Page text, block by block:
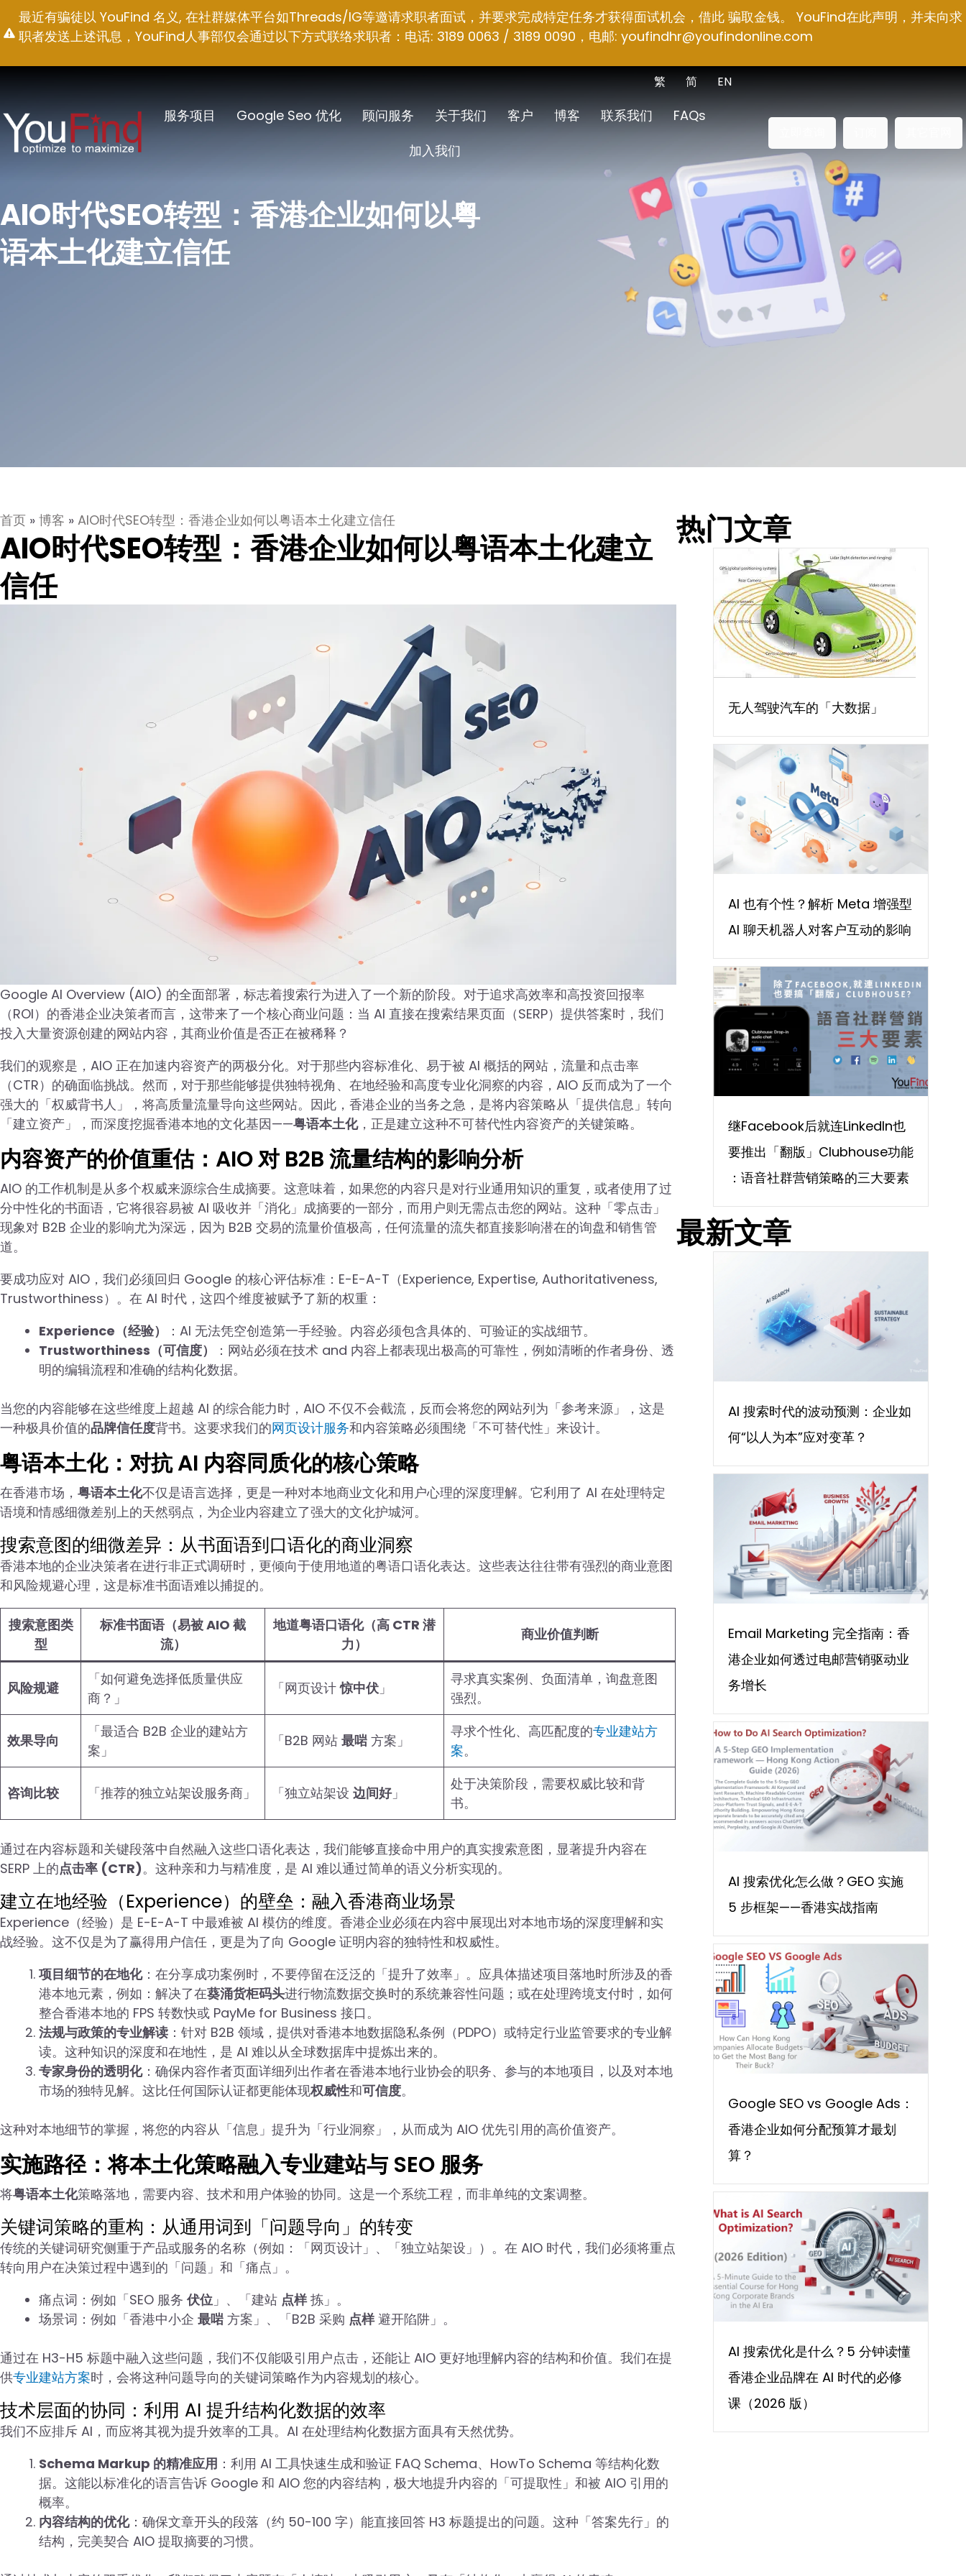
至
容
最近有骗徒以 YouFind 名义, 在社群媒体平台如Threads/IG等邀请求职者面试，并要求完成特定任务才获得面试机会，借此 骗取金钱。 YouFind在此声明，并未向求
职者发送上述讯息，YouFind人事部仅会通过以下方式联络求职者：电话: 3189 0063 / 3189 0090，电邮: youfindhr@youfindonline.com
EN
简
繁
服务项目 Google Seo 优化 顾问服务 关于我们 客户 博客 联系我们
FAQs
加入我们
AIO时代SEO转型：香港企业如何以粤
语本土化建立信任
首页 » 博客 » AIO时代SEO转型：香港企业如何以粤语本土化建立信任
AIO时代SEO转型：香港企业如何以粤语本土化建立
信任
Google AI Overview (AIO) 的全面部署，标志着搜索行为进入了一个新的阶段。对于追求高效率和高投资回报率
（ROI）的香港企业决策者而言，这带来了一个核心商业问题：当 AI 直接在搜索结果页面（SERP）提供答案时，我们
投入大量资源创建的网站内容，其商业价值是否正在被稀释？
我们的观察是，AIO 正在加速内容资产的两极分化。对于那些内容标准化、易于被 AI 概括的网站，流量和点击率
（CTR）的确面临挑战。然而，对于那些能够提供独特视角、在地经验和高度专业化洞察的内容，AIO 反而成为了一个
强大的「权威背书人」，将高质量流量导向这些网站。因此，香港企业的当务之急，是将内容策略从「提供信息」转向
「建立资产」，而深度挖掘香港本地的文化基因——粤语本土化，正是建立这种不可替代性内容资产的关键策略。
内容资产的价值重估：AIO 对 B2B 流量结构的影响分析
AIO 的工作机制是从多个权威来源综合生成摘要。这意味着，如果您的内容只是对行业通用知识的重复，或者使用了过
分中性化的书面语，它将很容易被 AI 吸收并「消化」成摘要的一部分，而用户则无需点击您的网站。这种「零点击」
现象对 B2B 企业的影响尤为深远，因为 B2B 交易的流量价值极高，任何流量的流失都直接影响潜在的询盘和销售管
道。
要成功应对 AIO，我们必须回归 Google 的核心评估标准：E-E-A-T（Experience, Expertise, Authoritativeness,
Trustworthiness）。在 AI 时代，这四个维度被赋予了新的权重：
Experience（经验）
：AI 无法凭空创造第一手经验。内容必须包含具体的、可验证的实战细节。
Trustworthiness（可信度）
：网站必须在技术 and 内容上都表现出极高的可靠性，例如清晰的作者身份、透
明的编辑流程和准确的结构化数据。
当您的内容能够在这些维度上超越 AI 的综合能力时，AIO 不仅不会截流，反而会将您的网站列为「参考来源」，这是
一种极具价值的品牌信任度背书。这要求我们的网页设计服务和内容策略必须围绕「不可替代性」来设计。
粤语本土化：对抗 AI 内容同质化的核心策略
在香港市场， 粤语本土化不仅是语言选择，更是一种对本地商业文化和用户心理的深度理解。它利用了 AI 在处理特定
语境和情感细微差别上的天然弱点，为企业内容建立了强大的文化护城河。
搜索意图的细微差异：从书面语到口语化的商业洞察
香港本地的企业决策者在进行非正式调研时，更倾向于使用地道的粤语口语化表达。这些表达往往带有强烈的商业意图
和风险规避心理，这是标准书面语难以捕捉的。
搜索意图类
型
标准书面语（易被 AIO 截
流）
地道粤语口语化（高 CTR 潜
力）
商业价值判断
风险规避
「如何避免选择低质量供应
商？」
「网页设计惊中伏」
寻求真实案例、负面清单，询盘意图
强烈。
效果导向
「最适合 B2B 企业的建站方
案」
「B2B 网站 最啱 方案」
寻求个性化、高匹配度的专业建站方
案。
咨询比较 「推荐的独立站架设服务商」 「独立站架设 边间好」
处于决策阶段，需要权威比较和背
书。
通过在内容标题和关键段落中自然融入这些口语化表达，我们能够直接命中用户的真实搜索意图，显著提升内容在
SERP 上的点击率 (CTR)。这种亲和力与精准度，是 AI 难以通过简单的语义分析实现的。
建立在地经验（Experience）的壁垒：融入香港商业场景
Experience（经验）是 E-E-A-T 中最难被 AI 模仿的维度。香港企业必须在内容中展现出对本地市场的深度理解和实
战经验。这不仅是为了赢得用户信任，更是为了向 Google 证明内容的独特性和权威性。
项目细节的在地化：在分享成功案例时，不要停留在泛泛的「提升了效率」。应具体描述项目落地时所涉及的香
港本地元素，例如：解决了在葵涌货柜码头进行物流数据交换时的系统兼容性问题；或在处理跨境支付时，如何
整合香港本地的 FPS 转数快或 PayMe for Business 接口。
法规与政策的专业解读 ：针对 B2B 领域，提供对香港本地数据隐私条例（PDPO）或特定行业监管要求的专业解
读。这种知识的深度和在地性，是 AI 难以从全球数据库中提炼出来的。
专家身份的透明化：确保内容作者页面详细列出作者在香港本地行业协会的职务、参与的本地项目，以及对本地
市场的独特见解。这比任何国际认证都更能体现权威性和可信度。
这种对本地细节的掌握，将您的内容从「信息」提升为「行业洞察」，从而成为 AIO 优先引用的高价值资产。
实施路径：将本土化策略融入专业建站与 SEO 服务
将粤语本土化策略落地，需要内容、技术和用户体验的协同。这是一个系统工程，而非单纯的文案调整。
关键词策略的重构：从通用词到「问题导向」的转变
传统的关键词研究侧重于产品或服务的名称（例如：「网页设计」、「独立站架设」）。在 AIO 时代，我们必须将重点
转向用户在决策过程中遇到的「问题」和「痛点」。
痛点词：例如「SEO 服务 伏位 」、「建站 点样拣」。
场景词：例如「香港中小企 最啱 方案」、「B2B 采购 点样避开陷阱」。
通过在 H3-H5 标题中融入这些问题，我们不仅能吸引用户点击，还能让 AIO 更好地理解内容的结构和价值。我们在提
供专业建站方案时，会将这种问题导向的关键词策略作为内容规划的核心。
技术层面的协同：利用 AI 提升结构化数据的效率
我们不应排斥 AI，而应将其视为提升效率的工具。AI 在处理结构化数据方面具有天然优势。
Schema Markup 的精准应用 ：利用 AI 工具快速生成和验证 FAQ Schema、HowTo Schema 等结构化数
据。这能以标准化的语言告诉 Google 和 AIO 您的内容结构，极大地提升内容的「可提取性」和被 AIO 引用的
概率。
内容结构的优化：确保文章开头的段落（约 50-100 字）能直接回答 H3 标题提出的问题。这种「答案先行」的
结构，完美契合 AIO 提取摘要的习惯。
热门文章
无人驾驶汽车的「大数据」
AI 也有个性？解析 Meta 增强型
AI 聊天机器人对客户互动的影响
继Facebook后就连LinkedIn也
要推出「翻版」Clubhouse功能
：语音社群营销策略的三大要素
最新文章
AI 搜索时代的波动预测：企业如
何“以人为本”应对变革？
Email Marketing 完全指南：香
港企业如何透过电邮营销驱动业
务增长
AI 搜索优化怎么做？GEO 实施
5 步框架——香港实战指南
Google SEO vs Google Ads：
香港企业如何分配预算才最划
算？
AI 搜索优化是什么？5 分钟读懂
香港企业品牌在 AI 时代的必修
课（2026 版）